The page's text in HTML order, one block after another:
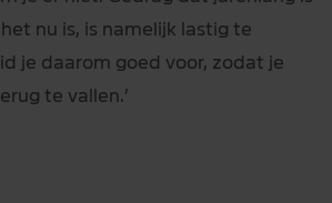
nu is, is namelijk lastig te
je daarom goed voor, zodat je
te vallen.’